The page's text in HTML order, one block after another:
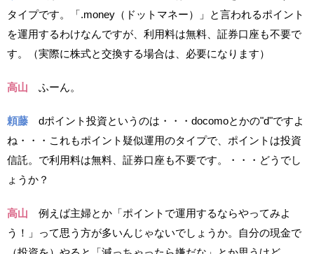
タイプです。「.money（ドットマネー）」と言われるポイント
を運用するわけなんですが、利用料は無料、証券口座も不要で
す。（実際に株式と交換する場合は、必要になります）
高山 ふーん。
頼藤 dポイント投資というのは・・・docomoとかの"d"ですよ
ね・・・これもポイント疑似運用のタイプで、ポイントは投資
信託。で利用料は無料、証券口座も不要です。・・・どうでし
ょうか？
高山 例えば主婦とか「ポイントで運用するならやってみよ
う！」って思う方が多いんじゃないでしょうか。自分の現金で